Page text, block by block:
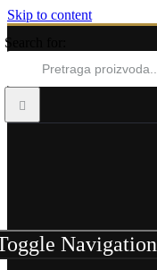
Skip to content
Search for:
Navigation